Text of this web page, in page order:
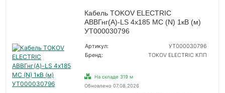
Кабель TOKOV ELECTRIC
АВВГнг(А)-LS 4х185 МС (N) 1кВ (м)
УТ000030796
Артикул:
УТ000030796
Бренд:
TOKOV ELECTRIC КПП
На складе 319 м
Обновлено 07.08.2026